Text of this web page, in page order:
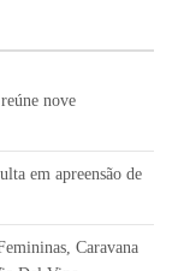
nove
em apreensão de
Caravana